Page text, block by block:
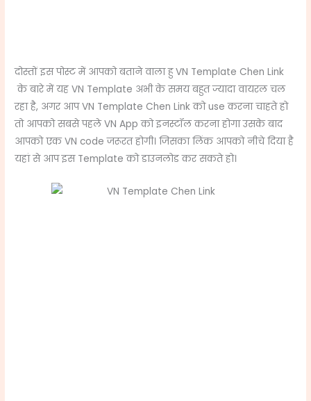
दोस्तों इस पोस्ट में आपको बताने वाला हु VN Template Chen Link
के बारे में यह VN Template अभी के समय बहुत ज्यादा वायरल चल
रहा है, अगर आप VN Template Chen Link को use करना चाहते हो
तो आपको सबसे पहले VN App को इनस्टॉल करना होगा उसके बाद
आपको एक VN code जरूरत होगी। जिसका लिंक आपको नीचे दिया है
यहां से आप इस Template को डाउनलोड कर सकते हो।